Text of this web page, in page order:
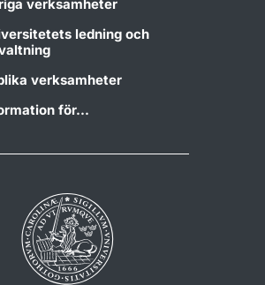
verksamheter
ledning och
verksamheter
för...